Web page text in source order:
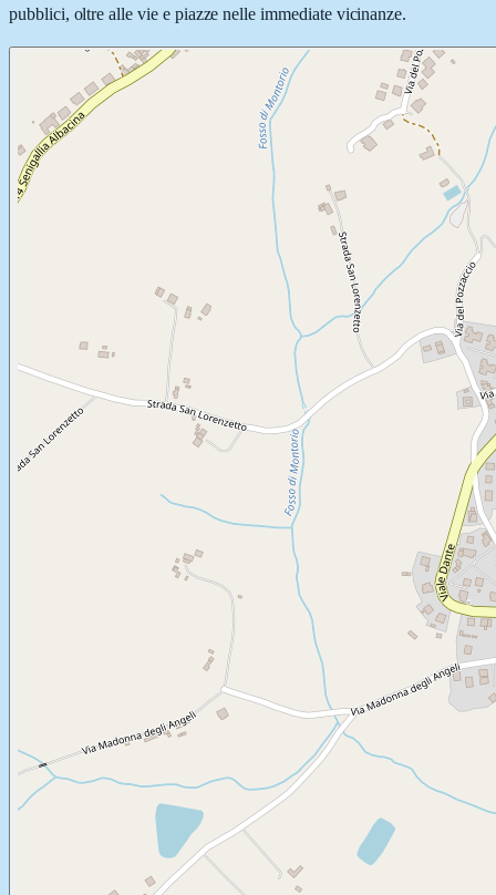
pubblici, oltre alle vie e piazze nelle immediate vicinanze.